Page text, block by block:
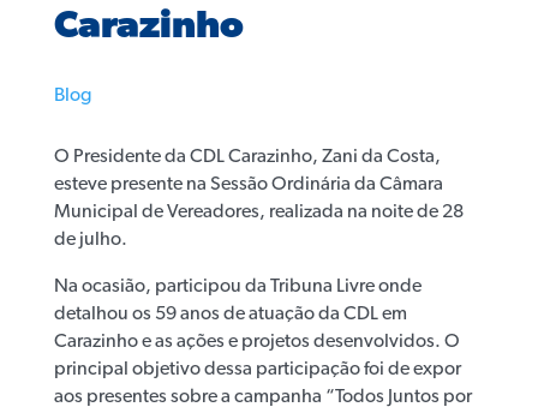
Carazinho
Blog
O Presidente da CDL Carazinho, Zani da Costa,
esteve presente na Sessão Ordinária da Câmara
Municipal de Vereadores, realizada na noite de 28
de julho.
Na ocasião, participou da Tribuna Livre onde
detalhou os 59 anos de atuação da CDL em
Carazinho e as ações e projetos desenvolvidos. O
principal objetivo dessa participação foi de expor
aos presentes sobre a campanha “Todos Juntos por